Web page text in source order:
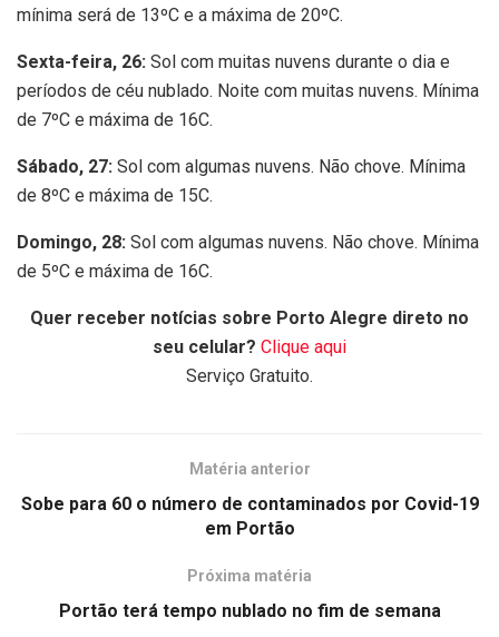
mínima será de 13ºC e a máxima de 20ºC.
Sexta-feira, 26: Sol com muitas nuvens durante o dia e
períodos de céu nublado. Noite com muitas nuvens. Mínima
de 7ºC e máxima de 16C.
Sábado, 27: Sol com algumas nuvens. Não chove. Mínima
de 8ºC e máxima de 15C.
Domingo, 28: Sol com algumas nuvens. Não chove. Mínima
de 5ºC e máxima de 16C.
Quer receber notícias sobre Porto Alegre direto no
seu celular? Clique aqui
Serviço Gratuito.
Matéria anterior
Sobe para 60 o número de contaminados por Covid-19
em Portão
Próxima matéria
Portão terá tempo nublado no fim de semana